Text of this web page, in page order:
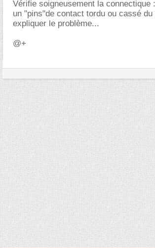
Vérifie soigneusement la connectique :
un "pins"de contact tordu ou cassé
expliquer le problème...
@+